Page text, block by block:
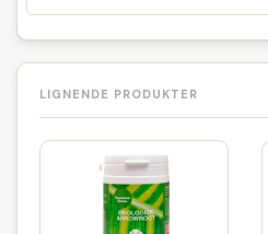
LIGNENDE PRODUKTER